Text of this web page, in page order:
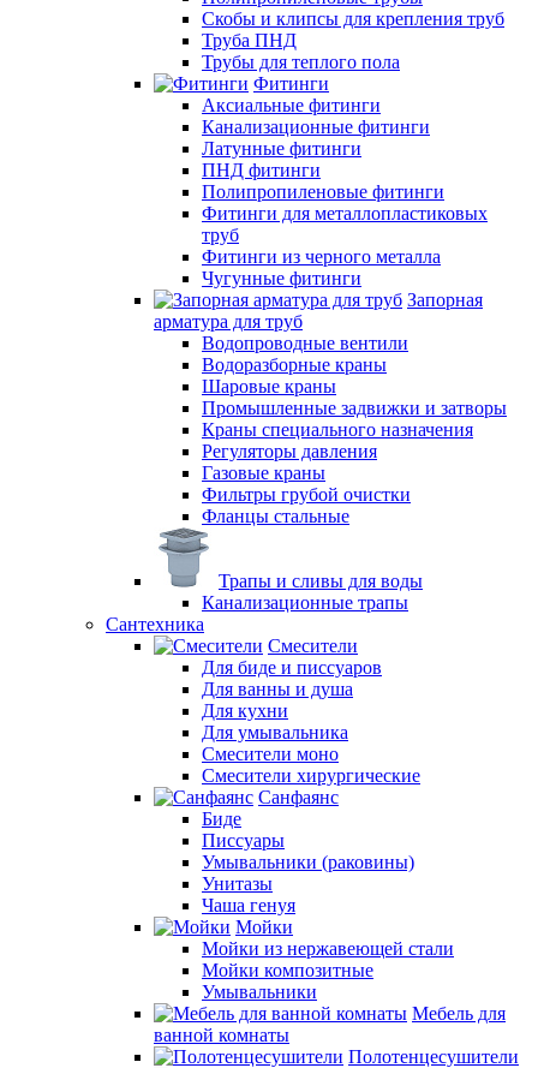
Скобы и клипсы для крепления труб
Труба ПНД
Трубы для теплого пола
Фитинги
Аксиальные фитинги
Канализационные фитинги
Латунные фитинги
ПНД фитинги
Полипропиленовые фитинги
Фитинги для металлопластиковых
труб
Фитинги из черного металла
Чугунные фитинги
Запорная
арматура для труб
Водопроводные вентили
Водоразборные краны
Шаровые краны
Промышленные задвижки и затворы
Краны специального назначения
Регуляторы давления
Газовые краны
Фильтры грубой очистки
Фланцы стальные
Трапы и сливы для воды
Канализационные трапы
Сантехника
Смесители
Для биде и писсуаров
Для ванны и душа
Для кухни
Для умывальника
Смесители моно
Смесители хирургические
Санфаянс
Биде
Писсуары
Умывальники (раковины)
Унитазы
Чаша генуя
Мойки
Мойки из нержавеющей стали
Мойки композитные
Умывальники
Мебель для
ванной комнаты
Полотенцесушители